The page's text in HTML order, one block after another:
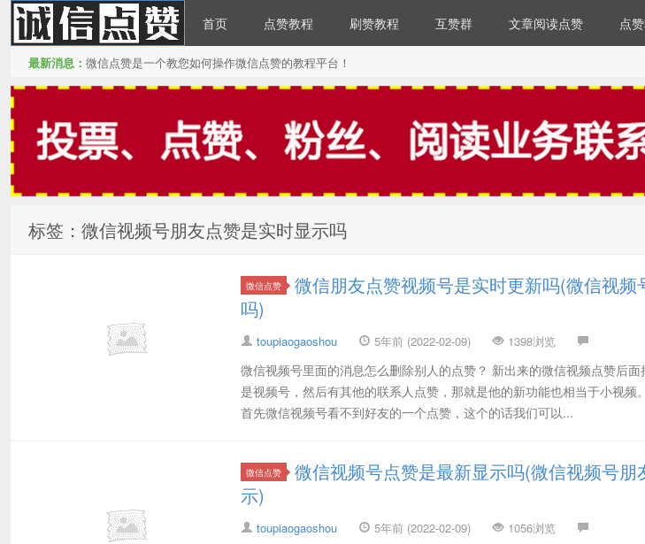
微信点赞
首页 点赞教程 刷赞教程 互赞群 文章阅读点赞 点
最新消息： 微信点赞是一个教您如何操作微信点赞的教程平台！
标签：微信视频号朋友点赞是实时显示吗
微信点赞
微信朋友点赞视频号是实时更新吗(微信视频
吗)
toupiaogaoshou 5年前 (2022-02-09) 1398浏览
微信视频号里面的消息怎么删除别人的点赞？ 新出来的微信视频点赞后
是视频号，然后有其他的联系人点赞，那就是他的新功能也相当于小视频
首先微信视频号看不到好友的一个点赞，这个的话我们可以...
微信点赞
微信视频号点赞是最新显示吗(微信视频号朋
示)
toupiaogaoshou 5年前 (2022-02-09) 1056浏览